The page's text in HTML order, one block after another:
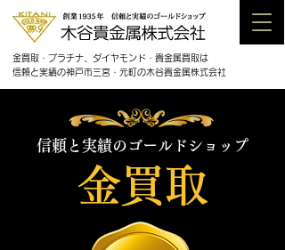
金買取・プラチナ、ダイヤモンド・貴金属買取は
信頼と実績の神戸市三宮・元町の木谷貴金属株式会社
信頼と実績のゴールドショップ
金買取